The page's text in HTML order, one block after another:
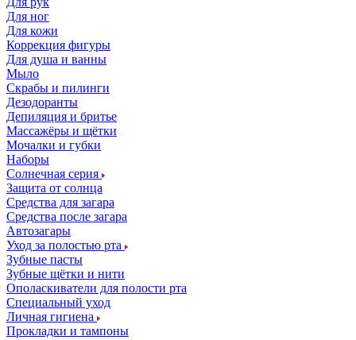
Для ног
Для кожи
Коррекция фигуры
Для душа и ванны
Мыло
Скрабы и пилинги
Дезодоранты
Депиляция и бритье
Массажёры и щётки
Мочалки и губки
Наборы
Солнечная серия
Защита от солнца
Средства для загара
Средства после загара
Автозагары
Уход за полостью рта
Зубные пасты
Зубные щётки и нити
Ополаскиватели для полости рта
Специальный уход
Личная гигиена
Прокладки и тампоны